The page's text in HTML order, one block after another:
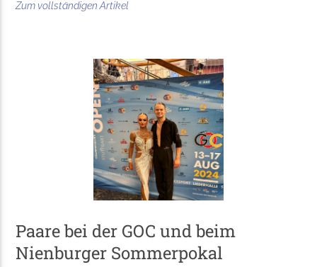
Zum vollständigen Artikel
Paare bei der GOC und beim
Nienburger Sommerpokal